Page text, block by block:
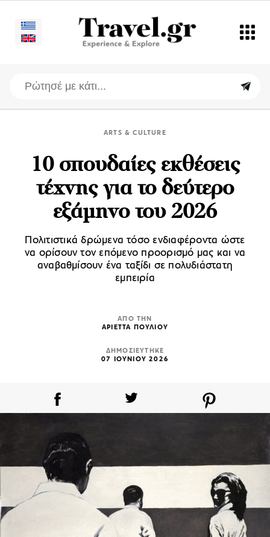
ARTS & CULTURE
10 σπουδαίες εκθέσεις
τέχνης για το δεύτερο
εξάμηνο του 2026
Πολιτιστικά δρώμενα τόσο ενδιαφέροντα ώστε
να ορίσουν τον επόμενο προορισμό μας και να
αναβαθμίσουν ένα ταξίδι σε πολυδιάστατη
εμπειρία
ΑΠΟ ΤΗΝ
ΑΡΙΕΤΤΑ ΠΟΥΛΙΟΥ
ΔΗΜΟΣΙΕΥΤΗΚΕ
07 ΙΟΥΝΙΟΥ 2026